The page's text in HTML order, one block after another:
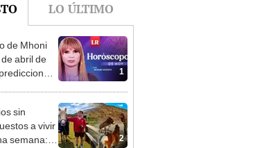
LO ÚLTIMO
1
de Mhoni
abril de
2
sin
a vivir
semana: